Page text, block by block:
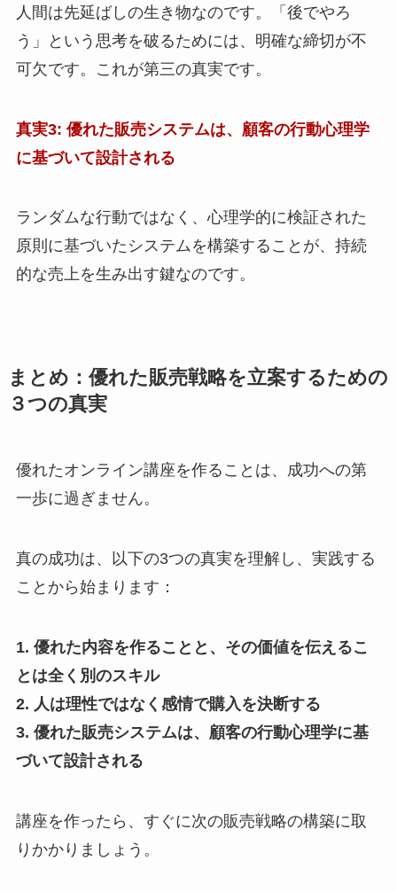
人間は先延ばしの生き物なのです。「後でやろ
う」という思考を破るためには、明確な締切が不
可欠です。これが第三の真実です。
真実3: 優れた販売システムは、顧客の行動心理学
に基づいて設計される
ランダムな行動ではなく、心理学的に検証された
原則に基づいたシステムを構築することが、持続
的な売上を生み出す鍵なのです。
まとめ：優れた販売戦略を立案するための
３つの真実
優れたオンライン講座を作ることは、成功への第
一歩に過ぎません。
真の成功は、以下の3つの真実を理解し、実践する
ことから始まります：
1. 優れた内容を作ることと、その価値を伝えるこ
とは全く別のスキル
2. 人は理性ではなく感情で購入を決断する
3. 優れた販売システムは、顧客の行動心理学に基
づいて設計される
講座を作ったら、すぐに次の販売戦略の構築に取
りかかりましょう。